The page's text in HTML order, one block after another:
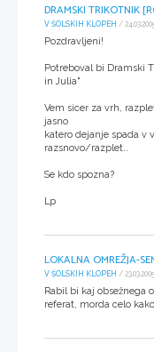
DRAMSKI TRIKOTNIK
V ŠOLSKIH KLOPEH /
Pozdravljeni!
Potreboval bi Dramski
in Julia"
Vem sicer za vrh,
jasno
katero dejanje spada v
razsnovo/razplet..
Se kdo spozna?
Lp
LOKALNA OMREŽJA-
V ŠOLSKIH KLOPEH /
Rabil bi kaj obsežnega
referat, morda celo